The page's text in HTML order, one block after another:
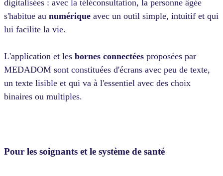
digitalisées : avec la téléconsultation, la personne âgée
s'habitue au numérique avec un outil simple, intuitif et qui
lui facilite la vie.
L'application et les bornes connectées proposées par
MEDADOM sont constituées d'écrans avec peu de texte,
un texte lisible et qui va à l'essentiel avec des choix
binaires ou multiples.
Pour les soignants et le système de santé